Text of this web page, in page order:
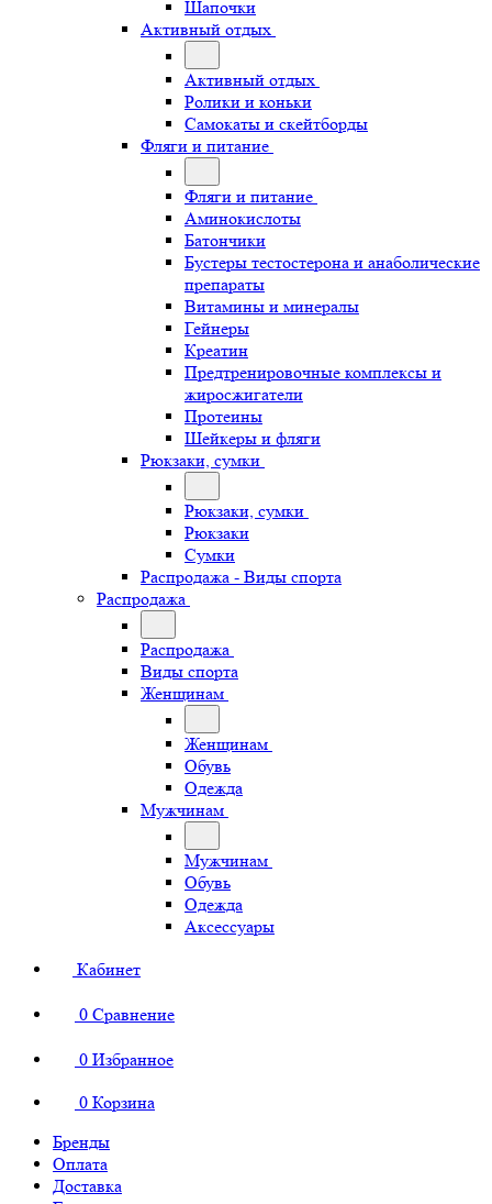
Шапочки
Активный отдых
Активный отдых
Ролики и коньки
Самокаты и скейтборды
Фляги и питание
Фляги и питание
Аминокислоты
Батончики
Бустеры тестостерона и анаболические
препараты
Витамины и минералы
Гейнеры
Креатин
Предтренировочные комплексы и
жиросжигатели
Протеины
Шейкеры и фляги
Рюкзаки, сумки
Рюкзаки, сумки
Рюкзаки
Сумки
Распродажа - Виды спорта
Распродажа
Распродажа
Виды спорта
Женщинам
Женщинам
Обувь
Одежда
Мужчинам
Мужчинам
Обувь
Одежда
Аксессуары
Кабинет
0 Сравнение
0 Избранное
0 Корзина
Бренды
Оплата
Доставка